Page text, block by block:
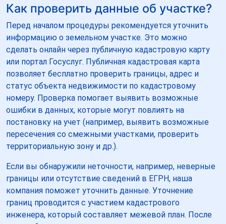
Как проверить данные об участке?
Перед началом процедуры рекомендуется уточнить
информацию о земельном участке. Это можно
сделать онлайн через публичную кадастровую карту
или портал Госуслуг. Публичная кадастровая карта
позволяет бесплатно проверить границы, адрес и
статус объекта недвижимости по кадастровому
номеру. Проверка помогает выявить возможные
ошибки в данных, которые могут повлиять на
постановку на учет (например, выявить возможные
пересечения со смежными участками, проверить
территориальную зону и др.).
Если вы обнаружили неточности, например, неверные
границы или отсутствие сведений в ЕГРН, наша
компания поможет уточнить данные. Уточнение
границ проводится с участием кадастрового
инженера, который составляет межевой план. После